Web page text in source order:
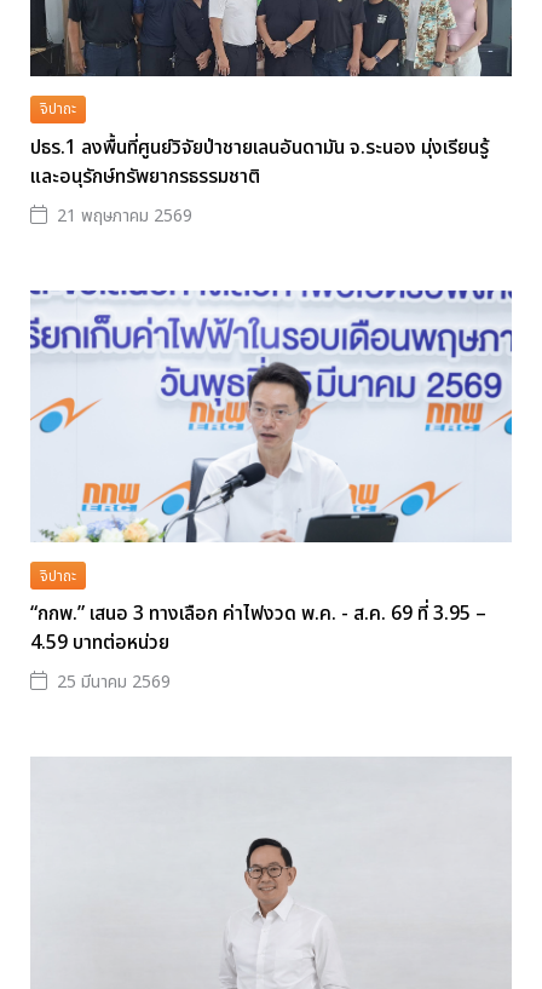
จิปาถะ
ปธร.1 ลงพื้นที่ศูนย์วิจัยป่าชายเลนอันดามัน จ.ระนอง มุ่งเรียนรู้
และอนุรักษ์ทรัพยากรธรรมชาติ
21 พฤษภาคม 2569
จิปาถะ
“กกพ.” เสนอ 3 ทางเลือก ค่าไฟงวด พ.ค. - ส.ค. 69 ที่ 3.95 –
4.59 บาทต่อหน่วย
25 มีนาคม 2569